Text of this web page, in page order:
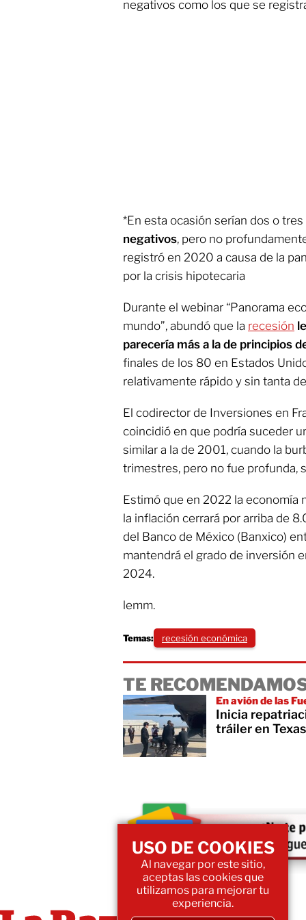
negativos como los que se
*En esta ocasión serían dos o
negativos, pero no
registró en 2020 a causa de la
por la crisis hipotecaria
Durante el webinar “Panorama
mundo”, abundó que la recesión
parecería más a la de principios
finales de los 80 en Estados
relativamente rápido y sin tanta
El codirector de Inversiones en
coincidió en que podría suceder
similar a la de 2001, cuando la
trimestres, pero no fue profunda,
Estimó que en 2022 la economía
la inflación cerrará por arriba de
del Banco de México (Banxico)
mantendrá el grado de inversión
2024.
lemm.
Temas: recesión económica
TE
En avión de las
Inicia
tráiler en Texas
USO DE COOKIES
Al navegar por este sitio,
aceptas las cookies que
utilizamos para mejorar tu
experiencia.